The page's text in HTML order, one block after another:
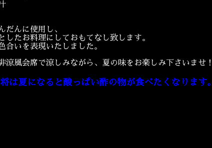
だんに使用し、
したお料理にしておもてなし致します。
合いを表現いたしました。
涼風会席で涼しみながら、夏の味をお楽しみ下さいませ！
は夏になると酸っぱい酢の物が食べたくなります。